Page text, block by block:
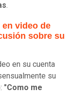
.
video de
sobre su
en su cuenta
su
"Como me